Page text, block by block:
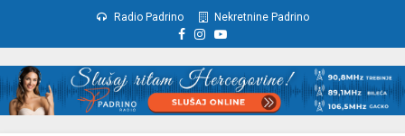
Radio Padrino Nekretnine Padrino
Facebook
Instagram
Youtube